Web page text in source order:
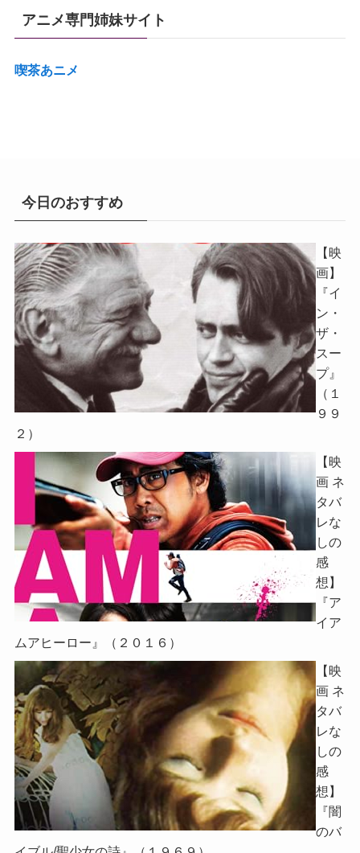
アニメ専門姉妹サイト
喫茶あニメ
今日のおすすめ
【映
画】
『イ
ン・
ザ・
スー
プ』
（１
９９
２）
【映
画 ネ
タバ
レな
しの
感
想】
『ア
イア
ムアヒーロー』（２０１６）
【映
画 ネ
タバ
レな
しの
感
想】
『闇
のバ